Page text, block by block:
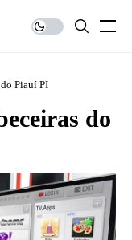
Piauí PI
do